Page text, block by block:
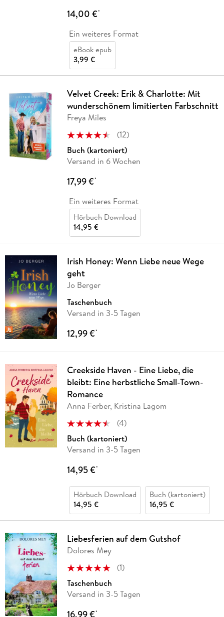
14,00 €*
Ein weiteres Format
eBook epub
3,99 €
Velvet Creek: Erik & Charlotte: Mit
wunderschönem limitierten Farbschnitt
Freya Miles
(12)
Buch (kartoniert)
Versand in 6 Wochen
17,99 €*
Ein weiteres Format
Hörbuch Download
14,95 €
Irish Honey: Wenn Liebe neue Wege
geht
Jo Berger
Taschenbuch
Versand in 3-5 Tagen
12,99 €*
Creekside Haven - Eine Liebe, die
bleibt: Eine herbstliche Small-Town-
Romance
Anna Ferber, Kristina Lagom
(4)
Buch (kartoniert)
Versand in 3-5 Tagen
14,95 €*
Hörbuch Download
14,95 €
Buch (kartoniert)
16,95 €
Liebesferien auf dem Gutshof
Dolores Mey
(1)
Taschenbuch
Versand in 3-5 Tagen
16,99 €*